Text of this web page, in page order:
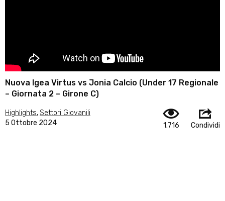
Nuova Igea Virtus vs Jonia Calcio (Under 17 Regionale
– Giornata 2 – Girone C)
Highlights,Settori Giovanili
5 Ottobre 2024
1.716 Condividi